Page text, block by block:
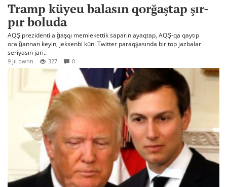
Tramp küyeu balasın qorğaştap şır-
pır boluda
AQŞ prezidenti alğaşqı memlekettik saparın ayaqtap, AQŞ-qa qaytıp
oralğannan keyin, jeksenbi küni Twitter paraqşasında bir top jazbalar
seriyasın jari..
9 jıl bwrın 327 0